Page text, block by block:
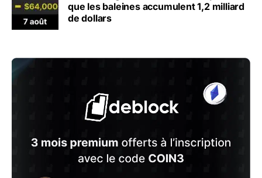
que les baleines accumulent 1,2 milliard
de dollars